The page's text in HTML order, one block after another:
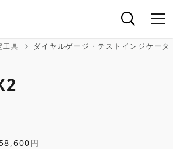
工具 ダイヤルゲージ・テストインジケー
円